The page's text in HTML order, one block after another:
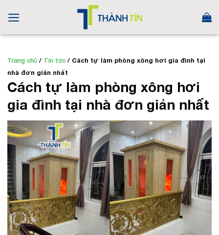
Trang chủ / Tin tức / Cách tự làm phòng xông hơi gia đình tại
nhà đơn giản nhất
Cách tự làm phòng xông hơi
gia đình tại nhà đơn giản nhất